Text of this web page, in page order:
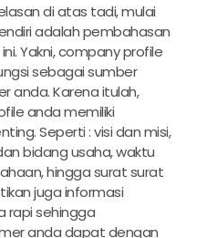
di atas tadi, mulai
adalah pembahasan
Yakni, company profile
sebagai sumber
anda. Karena itulah,
anda memiliki
Seperti : visi dan misi,
bidang usaha, waktu
hingga surat surat
juga informasi
sehingga
anda dapat dengan